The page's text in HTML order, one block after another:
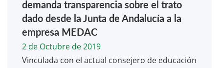
demanda transparencia sobre el trato
dado desde la Junta de Andalucía a la
empresa MEDAC
2 de Octubre de 2019
Vinculada con el actual consejero de educación